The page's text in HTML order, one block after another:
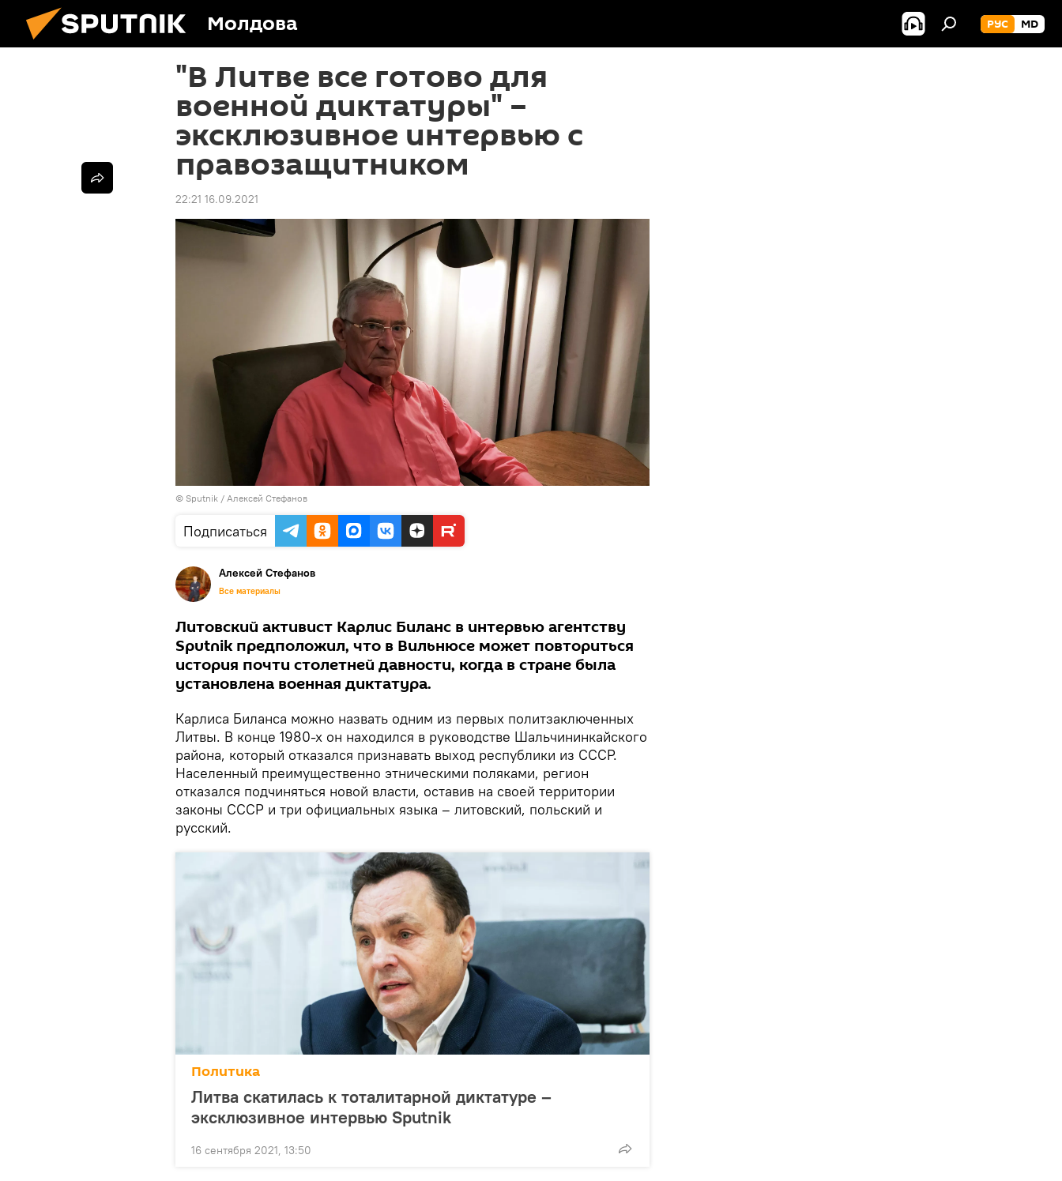
Молдова РУС MD
"В Литве все готово для
военной диктатуры" –
эксклюзивное интервью с
правозащитником
22:21 16.09.2021
© Sputnik / Алексей Стефанов
Подписаться
Алексей Стефанов
Все материалы
Литовский активист Карлис Биланс в интервью агентству
Sputnik предположил, что в Вильнюсе может повториться
история почти столетней давности, когда в стране была
установлена военная диктатура.
Карлиса Биланса можно назвать одним из первых политзаключенных
Литвы. В конце 1980-х он находился в руководстве Шальчининкайского
района, который отказался признавать выход республики из СССР.
Населенный преимущественно этническими поляками, регион
отказался подчиняться новой власти, оставив на своей территории
законы СССР и три официальных языка – литовский, польский и
русский.
Политика
Литва скатилась к тоталитарной диктатуре –
эксклюзивное интервью Sputnik
16 сентября 2021, 13:50